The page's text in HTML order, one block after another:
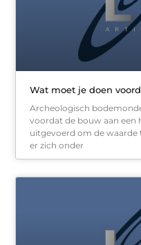
Wat moet je doen
Archeologisch
voordat de bouw aan een
uitgevoerd om de waarde
er zich onder